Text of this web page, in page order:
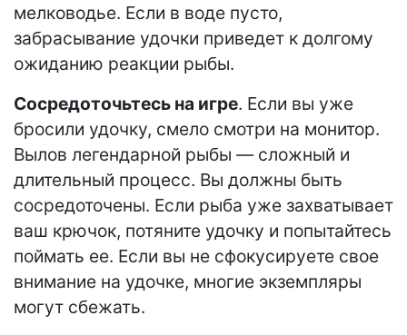
мелководье. Если в воде пусто,
забрасывание удочки приведет к долгому
ожиданию реакции рыбы.
Сосредоточьтесь на игре. Если вы уже
бросили удочку, смело смотри на монитор.
Вылов легендарной рыбы — сложный и
длительный процесс. Вы должны быть
сосредоточены. Если рыба уже захватывает
ваш крючок, потяните удочку и попытайтесь
поймать ее. Если вы не сфокусируете свое
внимание на удочке, многие экземпляры
могут сбежать.